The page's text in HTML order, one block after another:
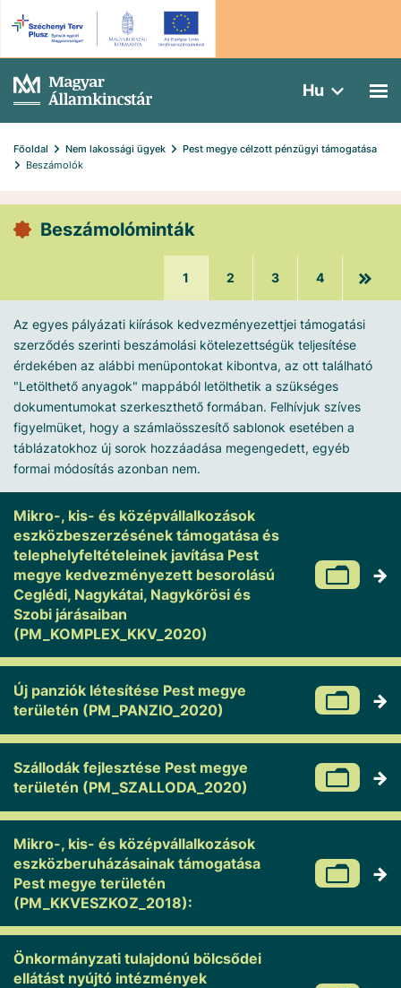
Hu
Főoldal Nem lakossági ügyek
Pest megye célzott pénzügyi támogatása
Beszámolók
Beszámolóminták
1 2 3 4
Az egyes pályázati kiírások kedvezményezettjei támogatási
szerződés szerinti beszámolási kötelezettségük teljesítése
érdekében az alábbi menüpontokat kibontva, az ott található
"Letölthető anyagok" mappából letölthetik a szükséges
dokumentumokat szerkeszthető formában. Felhívjuk szíves
figyelmüket, hogy a számlaösszesítő sablonok esetében a
táblázatokhoz új sorok hozzáadása megengedett, egyéb
formai módosítás azonban nem.
Mikro-, kis- és középvállalkozások
eszközbeszerzésének támogatása és
telephelyfeltételeinek javítása Pest
megye kedvezményezett besorolású
Ceglédi, Nagykátai, Nagykőrösi és
Szobi járásaiban
(PM_KOMPLEX_KKV_2020)
Új panziók létesítése Pest megye
területén (PM_PANZIO_2020)
Szállodák fejlesztése Pest megye
területén (PM_SZALLODA_2020)
Mikro-, kis- és középvállalkozások
eszközberuházásainak támogatása
Pest megye területén
(PM_KKVESZKOZ_2018):
Önkormányzati tulajdonú bölcsődei
ellátást nyújtó intézmények